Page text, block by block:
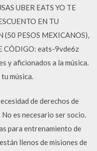
UBER EATS YO TE
EN TU
(50 PESOS MEXICANOS),
CÓDIGO: eats-9vde6z
y aficionados a la música.
música.
de derechos de
es necesario ser socio.
para entrenamiento de
llenos de misiones de